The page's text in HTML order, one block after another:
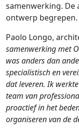
samenwerking. De
ontwerp begrepen.
Paolo Longo,
samenwerking met
was anders dan
specialistisch en
dat leveren. Ik
team van
proactief in het
organiseren van de